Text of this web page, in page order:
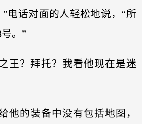
电话对面的人轻松地说，“所
。”
王？拜托？我看他现在是迷
他的装备中没有包括地图，